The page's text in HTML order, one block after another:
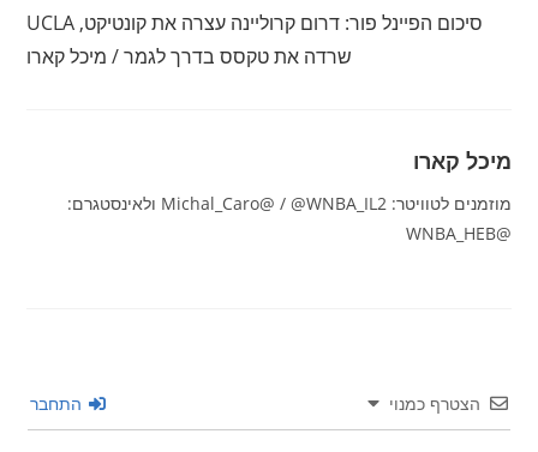
סיכום הפיינל פור: דרום קרוליינה עצרה את קונטיקט, UCLA
שרדה את טקסס בדרך לגמר / מיכל קארו
מיכל קארו
מוזמנים לטוויטר: Michal_Caro@ / @WNBA_IL2 ולאינסטגרם:
@WNBA_HEB
הצטרף כמנוי התחבר